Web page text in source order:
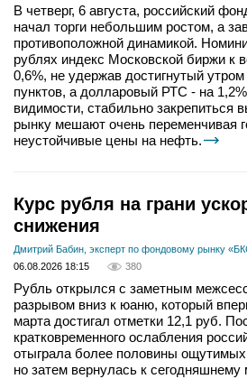
В четверг, 6 августа, российский
начал торги небольшим ростом, а
противоположной динамикой.
рублях индекс Московской биржи к
0,6%, не удержав достигнутый
пунктов, а долларовый РТС - на
видимости, стабильно закрепиться
рынку мешают очень переменчивая
неустойчивые цены на нефть.
Курс рубля на грани
снижения
Дмитрий Бабин, эксперт по фондовому рынку
06.08.2026 18:15
380
Рубль открылся с заметным
разрывом вниз к юаню, который
марта достигал отметки 12,1 руб.
кратковременного ослабления
отыграла более половины
но затем вернулась к сегодняшнему